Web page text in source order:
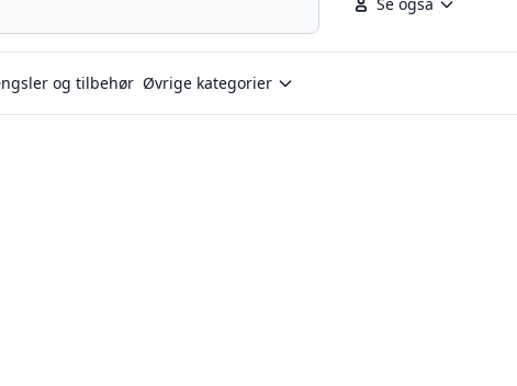
og tilbehør Øvrige kategorier